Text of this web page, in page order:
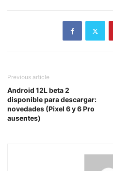
Previous article
Android 12L beta 2
disponible para descargar:
novedades (Pixel 6 y 6 Pro
ausentes)